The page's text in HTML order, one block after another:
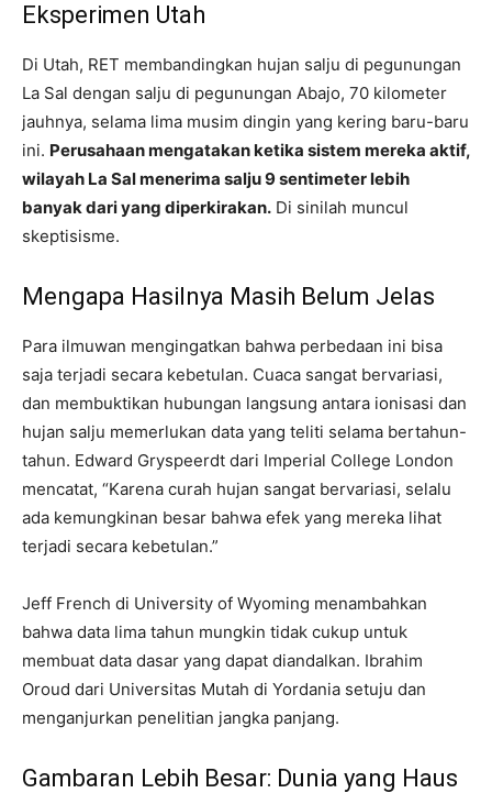
Eksperimen Utah
Di Utah, RET membandingkan hujan salju di pegunungan
La Sal dengan salju di pegunungan Abajo, 70 kilometer
jauhnya, selama lima musim dingin yang kering baru-baru
ini. Perusahaan mengatakan ketika sistem mereka aktif,
wilayah La Sal menerima salju 9 sentimeter lebih
banyak dari yang diperkirakan. Di sinilah muncul
skeptisisme.
Mengapa Hasilnya Masih Belum Jelas
Para ilmuwan mengingatkan bahwa perbedaan ini bisa
saja terjadi secara kebetulan. Cuaca sangat bervariasi,
dan membuktikan hubungan langsung antara ionisasi dan
hujan salju memerlukan data yang teliti selama bertahun-
tahun. Edward Gryspeerdt dari Imperial College London
mencatat, “Karena curah hujan sangat bervariasi, selalu
ada kemungkinan besar bahwa efek yang mereka lihat
terjadi secara kebetulan.”
Jeff French di University of Wyoming menambahkan
bahwa data lima tahun mungkin tidak cukup untuk
membuat data dasar yang dapat diandalkan. Ibrahim
Oroud dari Universitas Mutah di Yordania setuju dan
menganjurkan penelitian jangka panjang.
Gambaran Lebih Besar: Dunia yang Haus